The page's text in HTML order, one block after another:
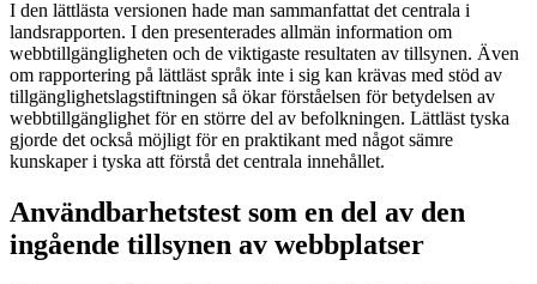
I den lättlästa versionen hade man sammanfattat det centrala i
landsrapporten. I den presenterades allmän information om
webbtillgängligheten och de viktigaste resultaten av tillsynen. Även
om rapportering på lättläst språk inte i sig kan krävas med stöd av
tillgänglighetslagstiftningen så ökar förståelsen för betydelsen av
webbtillgänglighet för en större del av befolkningen. Lättläst tyska
gjorde det också möjligt för en praktikant med något sämre
kunskaper i tyska att förstå det centrala innehållet.
Användbarhetstest som en del av den
ingående tillsynen av webbplatser